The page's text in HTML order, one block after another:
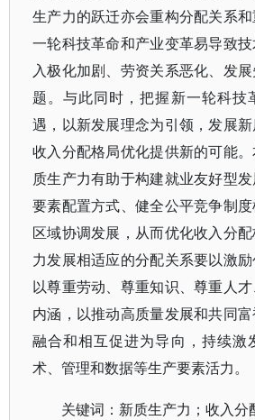
生产力的跃迁亦会重构分配关系
一轮科技革命和产业变革易导致
入极化加剧、劳资关系恶化、发
题。与此同时，把握新一轮科技
遇，以新发展理念为引领，发展
收入分配格局优化提供新的可能
质生产力有助于构建就业友好型
要素配置方式、健全公平竞争制
区域协调发展，从而优化收入分
力发展相适应的分配关系要以激励
以尊重劳动、尊重知识、尊重人
内涵，以推动高质量发展和共同
融合和相互促进为导向，持续激
术、管理和数据等生产要素活力。
关键词：新质生产力；收入分